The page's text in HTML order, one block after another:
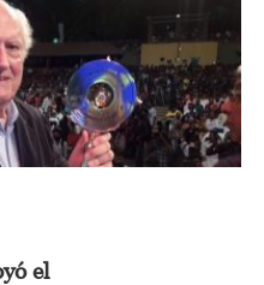
el